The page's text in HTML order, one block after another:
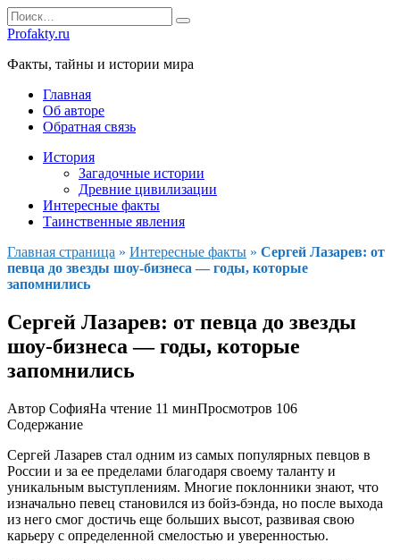
Перейти
к
содержанию
Search
for:
Profakty.ru
Факты, тайны и истории мира
Главная
Об авторе
Обратная связь
История
Загадочные истории
Древние цивилизации
Интересные факты
Таинственные явления
Главная страница » Интересные факты » Сергей Лазарев: от
певца до звезды шоу-бизнеса — годы, которые
запомнились
Сергей Лазарев: от певца до звезды
шоу-бизнеса — годы, которые
запомнились
Автор СофияНа чтение 11 минПросмотров 106
Содержание
Сергей Лазарев стал одним из самых популярных певцов в
России и за ее пределами благодаря своему таланту и
уникальным выступлениям. Многие поклонники знают, что
изначально певец становился из бойз-бэнда, но после выхода
из него смог достичь еще больших высот, развивая свою
карьеру с определенной смелостью и уверенностью.